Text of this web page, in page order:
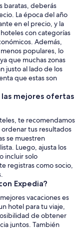
baratas, deberás
La época del año
en el precio, y la
con categorías
Además,
populares, lo
que muchas zonas
justo al lado de los
que estas son
mejores ofertas
te recomendamos
tus resultados
se muestren
Luego, ajusta los
incluir solo
registras como socio,
Expedia?
vacaciones es
hotel para tu viaje,
de obtener
juntos. También